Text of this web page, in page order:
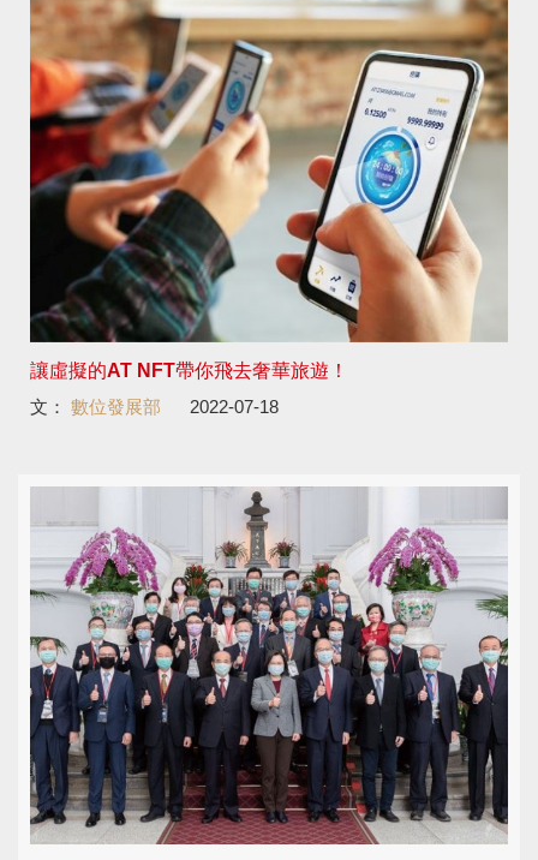
讓虛擬的AT NFT帶你飛去奢華旅遊！
文： 數位發展部 2022-07-18